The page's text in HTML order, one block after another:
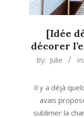
[Idée
décorer
2019-
26
By: Julie In:
Il y a déjà
avais
sublimer la